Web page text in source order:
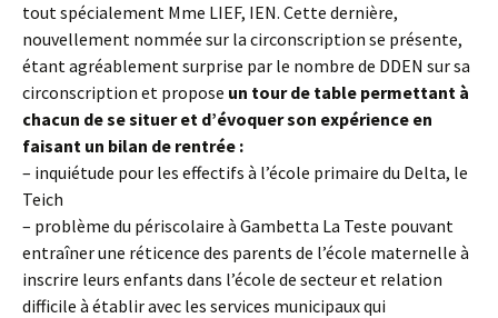
tout spécialement Mme LIEF, IEN. Cette dernière,
nouvellement nommée sur la circonscription se présente,
étant agréablement surprise par le nombre de DDEN sur sa
circonscription et propose un tour de table permettant à
chacun de se situer et d’évoquer son expérience en
faisant un bilan de rentrée :
– inquiétude pour les effectifs à l’école primaire du Delta, le
Teich
– problème du périscolaire à Gambetta La Teste pouvant
entraîner une réticence des parents de l’école maternelle à
inscrire leurs enfants dans l’école de secteur et relation
difficile à établir avec les services municipaux qui